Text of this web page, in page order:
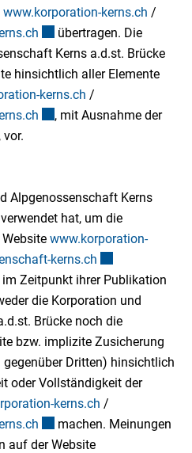
www.korporation-kerns.ch /
Externer Link wird in
übertragen. Die
Kerns a.d.st. Brücke
hinsichtlich aller Elemente
kerns.ch /
Externer Link wird in
, mit Ausnahme der
vor.
Alpgenossenschaft Kerns
hat, um die
www.korporation-
kerns.ch
Zeitpunkt ihrer Publikation
die Korporation und
Brücke noch die
bzw. implizite Zusicherung
Dritten) hinsichtlich
oder Vollständigkeit der
kerns.ch /
Externer Link wird in
machen. Meinungen
auf der Website